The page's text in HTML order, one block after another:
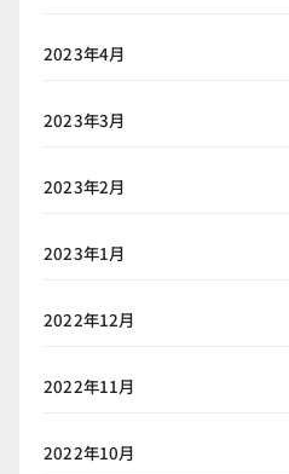
2023年4月
2023年3月
2023年2月
2023年1月
2022年12月
2022年11月
2022年10月